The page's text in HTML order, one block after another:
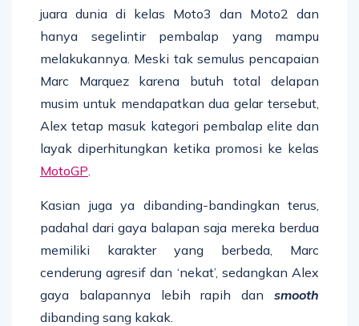
juara dunia di kelas Moto3 dan Moto2 dan
hanya segelintir pembalap yang mampu
melakukannya. Meski tak semulus pencapaian
Marc Marquez karena butuh total delapan
musim untuk mendapatkan dua gelar tersebut,
Alex tetap masuk kategori pembalap elite dan
layak diperhitungkan ketika promosi ke kelas
MotoGP
Kasian juga ya dibanding-bandingkan terus,
padahal dari gaya balapan saja mereka berdua
memiliki karakter yang berbeda, Marc
cenderung agresif dan ‘nekat’, sedangkan Alex
gaya balapannya lebih rapih dan smooth
dibanding sang kakak.